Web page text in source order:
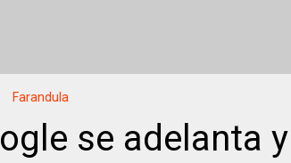
Farandula
se adelanta